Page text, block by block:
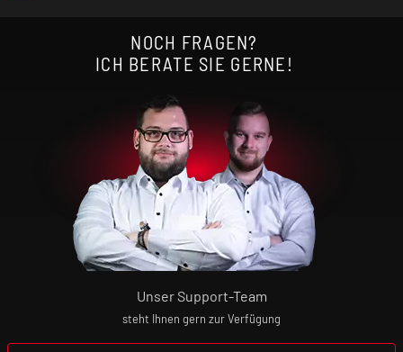
NOCH FRAGEN?
ICH BERATE SIE GERNE!
Unser Support-Team
steht Ihnen gern zur Verfügung